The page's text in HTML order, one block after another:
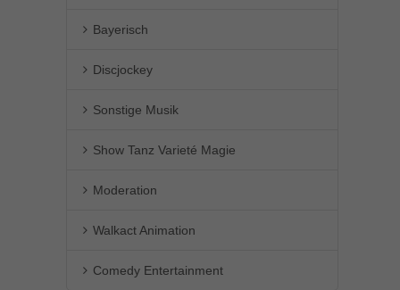
Bayerisch
Discjockey
Sonstige Musik
Show Tanz Varieté Magie
Moderation
Walkact Animation
Comedy Entertainment